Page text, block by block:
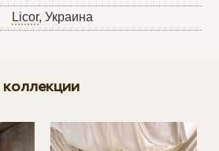
Licor, Украина